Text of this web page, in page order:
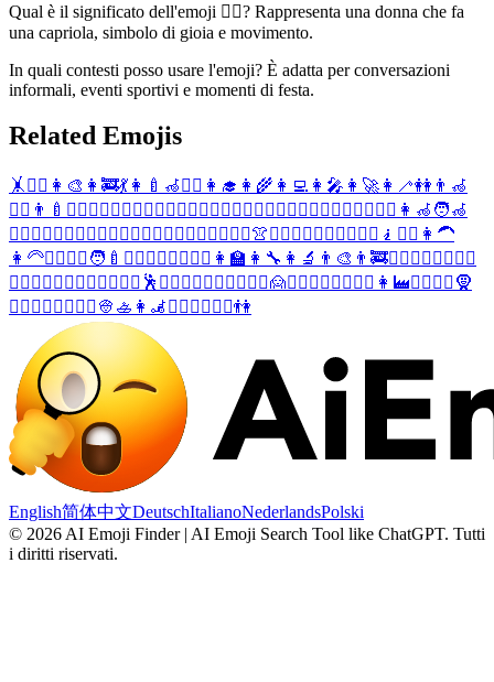
Qual è il significato dell'emoji 🤸‍♀️? Rappresenta una donna che fa
una capriola, simbolo di gioia e movimento.
In quali contesti posso usare l'emoji? È adatta per conversazioni
informali, eventi sportivi e momenti di festa.
Related Emojis
🤸 🤸‍♂️ 👩‍🎨 👩‍🚒💃 👩‍🍼 🦽 🧎‍♀️ 👩‍🎓 👩‍🌾 👩‍💻 👩‍🎤 👩‍🚀 👩‍🦯👭 👨‍🦽
🙍‍♀️ 👨‍🍼 👳‍♀️ 🚣‍♀️ 🙎‍♀️ 🙇‍♀️ 🤦‍♀️ 🤷‍♀️ 🚶‍♀️ 🧍‍♀️ 🧎‍♂️ 🏃‍♀️ 🧗‍♀️ 🏄‍♀️ 🏊‍♀️ 🤼‍♀️ 🤹‍♀️ 👩‍🦽 🧑‍🦽
🙅‍♀️ 🙆‍♀️ 💁‍♀️ 🙋‍♀️ 💆‍♀️ 💇‍♀️ 🏋️‍♀️ 🙍‍♂️ 🕵️‍♀️ 🏌️‍♀️ 🚴‍♀️👚 👩‍⚕️ 👳‍♂️ 🚣‍♂️ ⛹️‍♀️ 🤾‍♀️ 🧎 🤽‍♀️ 👩‍🦱
👩‍🦳👰‍♀️ 🤵‍♀️ 🧑‍🍼 🙎‍♂️ 🙇‍♂️ 🤦‍♂️ 🤷‍♂️ 👩‍🏫 👩‍🔧 👩‍🔬 👨‍🎨 👨‍🚒🦸‍♀️ 🦹‍♀️ 🧙‍♀️ 🧚‍♀️
🧛‍♀️ 🧝‍♀️ 🧞‍♀️ 🚶‍♂️ 🧍‍♂️ 🏃‍♂️ 🕺 🧗‍♂️ 🏄‍♂️ 🏊‍♂️ 🤼‍♂️ 🤹‍♂️🙍🙅‍♂️ 🙆‍♂️ 💁‍♂️ 🙋‍♂️ 👩‍🏭👮‍♀️ 👷‍♀️ 🧕
💆‍♂️ 💇‍♂️ 🏋️‍♂️ 🚵‍♀️ 👳 🚣 👩‍🦼 👯‍♀️ 🧖‍♀️ 🧘‍♀️👫
English简体中文DeutschItalianoNederlandsPolski
© 2026 AI Emoji Finder | AI Emoji Search Tool like ChatGPT. Tutti
i diritti riservati.